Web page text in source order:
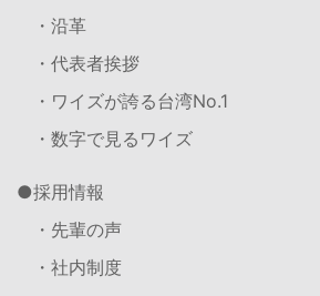
・沿革
・代表者挨拶
・ワイズが誇る台湾No.1
・数字で見るワイズ
採用情報
・先輩の声
・社内制度